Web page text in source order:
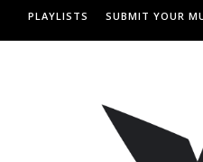
PLAYLISTS SUBMIT YOUR